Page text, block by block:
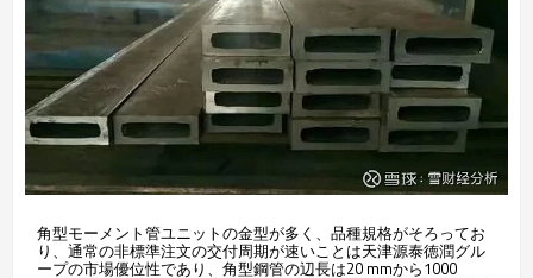
角型モーメント管ユニットの金型が多く、品種規格がそろってお
り、通常の非標準注文の交付周期が速いことは天津源泰徳潤グル
ープの市場優位性であり、角型鋼管の辺長は20 mmから1000